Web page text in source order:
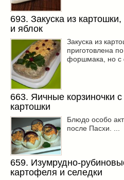
693. Закуска из
и яблок
Закуска из
приготовлена
форшмака, но с
663. Яичные корзиночки
картошки
Блюдо особо
после Пасхи. ...
659. Изумрудно-
картофеля и селедки